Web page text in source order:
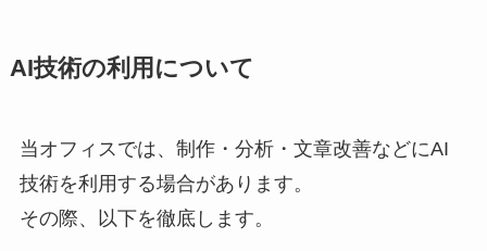
AI技術の利用について
当オフィスでは、制作・分析・文章改善などにAI
技術を利用する場合があります。
その際、以下を徹底します。